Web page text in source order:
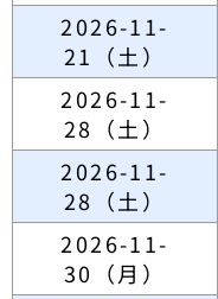
2026-11-
21（土）
2026-11-
28（土）
2026-11-
28（土）
2026-11-
30（月）